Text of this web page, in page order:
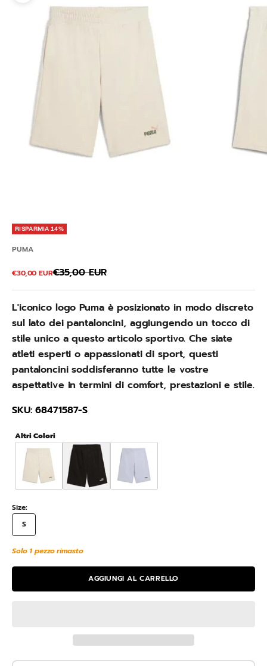
RISPARMIA 14%
PUMA
Prezzo scontato
€30,00 EURPrezzo
€35,00 EUR
L'iconico logo Puma è posizionato in modo discreto
sul lato dei pantaloncini, aggiungendo un tocco di
stile unico a questo articolo sportivo. Che siate
atleti esperti o appassionati di sport, questi
pantaloncini soddisferanno tutte le vostre
aspettative in termini di comfort, prestazioni e stile.
SKU: 68471587-S
Altri Colori
Size:
S
Solo 1 pezzo rimasto
AGGIUNGI AL CARRELLO